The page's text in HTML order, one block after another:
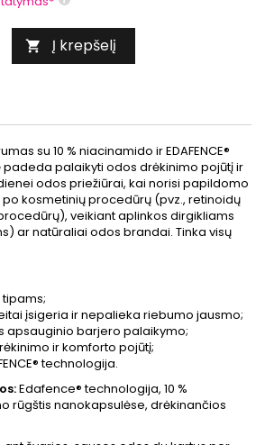
 Į krepšelį
su 10 % niacinamido ir EDAFENCE®
padeda palaikyti odos drėkinimo pojūtį ir
odos priežiūrai, kai norisi papildomo
kosmetinių procedūrų (pvz., retinoidų
veikiant aplinkos dirgikliams
ar natūraliai odos brandai. Tinka visų
įsigeria ir nepalieka riebumo jausmo;
apsauginio barjero palaikymo;
ir komforto pojūtį;
technologija.
Edafence® technologija, 10 %
rūgštis nanokapsulėse, drėkinančios